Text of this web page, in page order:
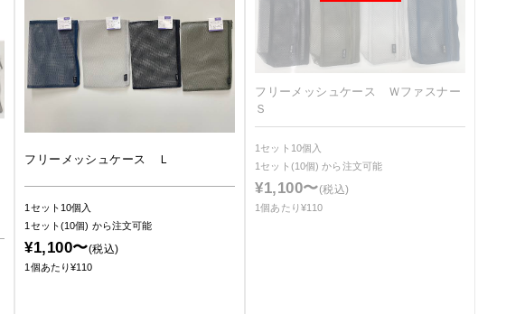
フリーメッシュケース Ｌ
1セット10個入
1セット(10個) から注文可能
¥1,100〜(税込)
1個あたり¥110
フリーメッシュケース Ｗファスナー
Ｓ
1セット10個入
1セット(10個)から注文可能
¥1,100〜(税込)
1個あたり¥110